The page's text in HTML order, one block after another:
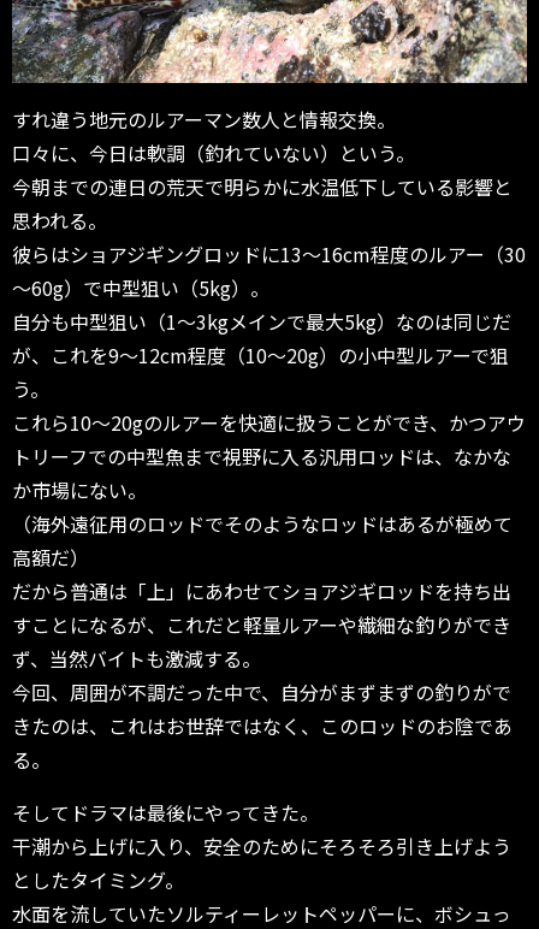
すれ違う地元のルアーマン数人と情報交換。
口々に、今日は軟調（釣れていない）という。
今朝までの連日の荒天で明らかに水温低下している影響と
思われる。
彼らはショアジギングロッドに13～16cm程度のルアー（30
～60g）で中型狙い（5kg）。
自分も中型狙い（1～3kgメインで最大5kg）なのは同じだ
が、これを9～12cm程度（10～20g）の小中型ルアーで狙
う。
これら10～20gのルアーを快適に扱うことができ、かつアウ
トリーフでの中型魚まで視野に入る汎用ロッドは、なかな
か市場にない。
（海外遠征用のロッドでそのようなロッドはあるが極めて
高額だ）
だから普通は「上」にあわせてショアジギロッドを持ち出
すことになるが、これだと軽量ルアーや繊細な釣りができ
ず、当然バイトも激減する。
今回、周囲が不調だった中で、自分がまずまずの釣りがで
きたのは、これはお世辞ではなく、このロッドのお陰であ
る。
そしてドラマは最後にやってきた。
干潮から上げに入り、安全のためにそろそろ引き上げよう
としたタイミング。
水面を流していたソルティーレットペッパーに、ボシュっ